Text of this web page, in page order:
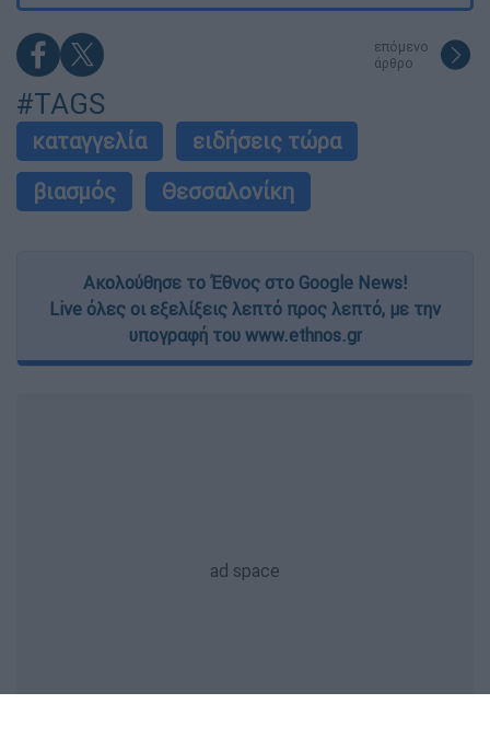
επόμενο
άρθρο
#TAGS
καταγγελία
ειδήσεις τώρα
βιασμός
Θεσσαλονίκη
Ακολούθησε το Έθνος στο Google News!
Live όλες οι εξελίξεις λεπτό προς λεπτό, με την
υπογραφή του www.ethnos.gr